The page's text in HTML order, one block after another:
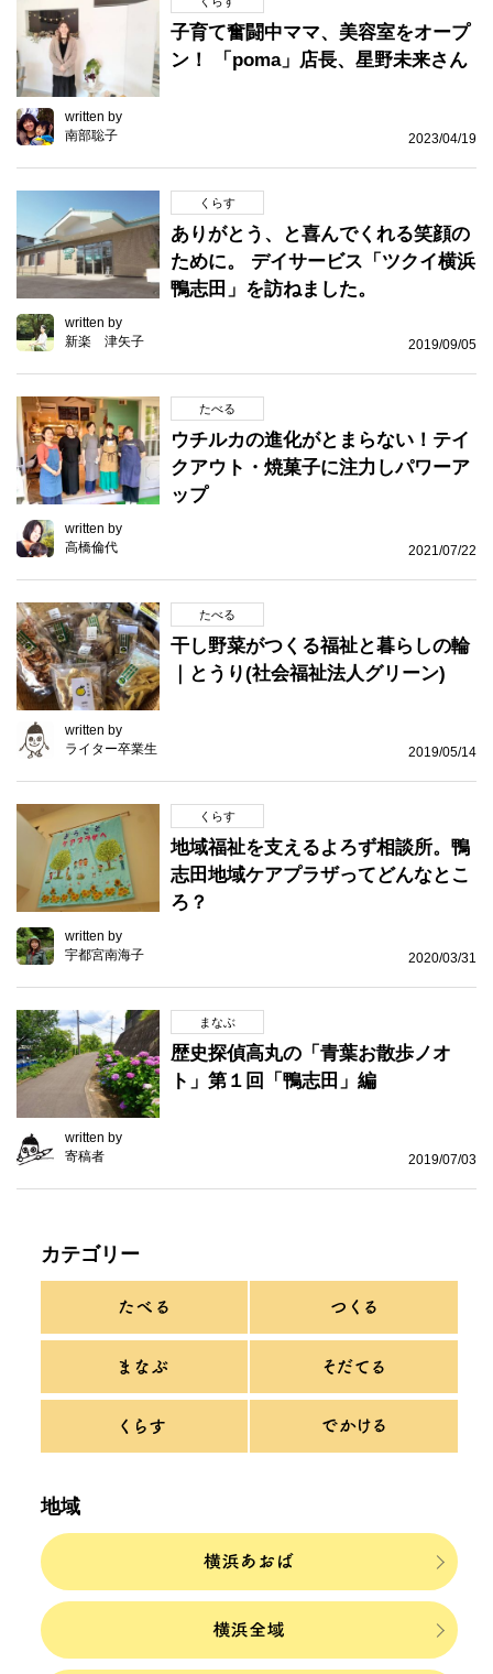
子育て奮闘中ママ、美容室をオープ
ン！ 「poma」店長、星野未来さん
written by
南部聡子
2023/04/19
くらす
ありがとう、と喜んでくれる笑顔の
ために。 デイサービス「ツクイ横浜
鴨志田」を訪ねました。
written by
新楽 津矢子
2019/09/05
たべる
ウチルカの進化がとまらない！テイ
クアウト・焼菓子に注力しパワーア
ップ
written by
高橋倫代
2021/07/22
たべる
干し野菜がつくる福祉と暮らしの輪
｜とうり(社会福祉法人グリーン)
written by
ライター卒業生
2019/05/14
くらす
地域福祉を支えるよろず相談所。鴨
志田地域ケアプラザってどんなとこ
ろ？
written by
宇都宮南海子
2020/03/31
まなぶ
歴史探偵高丸の「青葉お散歩ノオ
ト」第１回「鴨志田」編
written by
寄稿者
2019/07/03
カテゴリー
地域